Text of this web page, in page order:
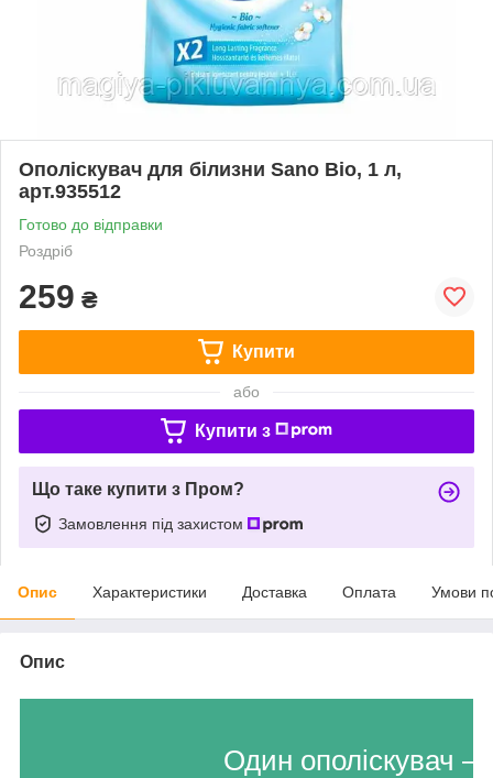
Ополіскувач для білизни Sano Bio, 1 л,
арт.935512
Готово до відправки
Роздріб
259 ₴
Купити
або
Купити з
Що таке купити з Пром?
Замовлення під захистом
Опис Характеристики Доставка Оплата Умови
Опис
Один ополіскувач –